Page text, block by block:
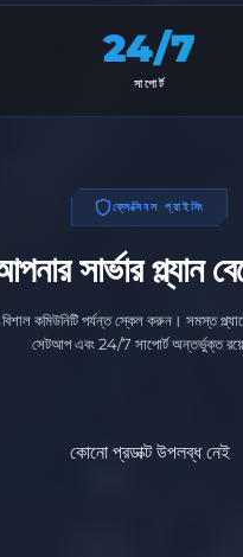
24/7
সাপোর্ট
ফ্লেক্সিবল প্রাইসিং
সার্ভার প্ল্যান
কমিউনিটি পর্যন্ত স্কেল করুন। সমস্ত
সেটআপ এবং 24/7 সাপোর্ট অন্তর্ভুক্ত
কোনো প্রডাক্ট উপলব্ধ নেই